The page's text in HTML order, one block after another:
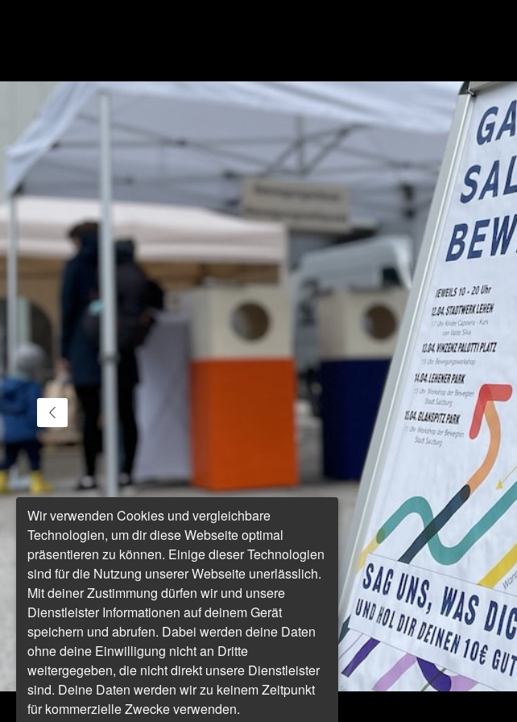
Wir verwenden Cookies und vergleichbare
Technologien, um dir diese Webseite optimal
präsentieren zu können. Einige dieser Technologien
sind für die Nutzung unserer Webseite unerlässlich.
Mit deiner Zustimmung dürfen wir und unsere
Dienstleister Informationen auf deinem Gerät
speichern und abrufen. Dabei werden deine Daten
ohne deine Einwilligung nicht an Dritte
weitergegeben, die nicht direkt unsere Dienstleister
sind. Deine Daten werden wir zu keinem Zeitpunkt
für kommerzielle Zwecke verwenden.